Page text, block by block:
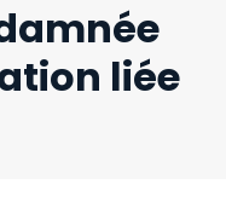
liée